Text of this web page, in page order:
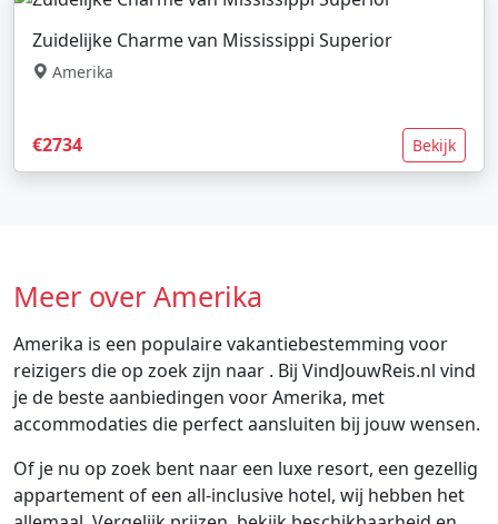
Zuidelijke Charme van Mississippi Superior
Amerika
€2734 Bekijk
Meer over Amerika
Amerika is een populaire vakantiebestemming voor
reizigers die op zoek zijn naar . Bij VindJouwReis.nl vind
je de beste aanbiedingen voor Amerika, met
accommodaties die perfect aansluiten bij jouw wensen.
Of je nu op zoek bent naar een luxe resort, een gezellig
appartement of een all-inclusive hotel, wij hebben het